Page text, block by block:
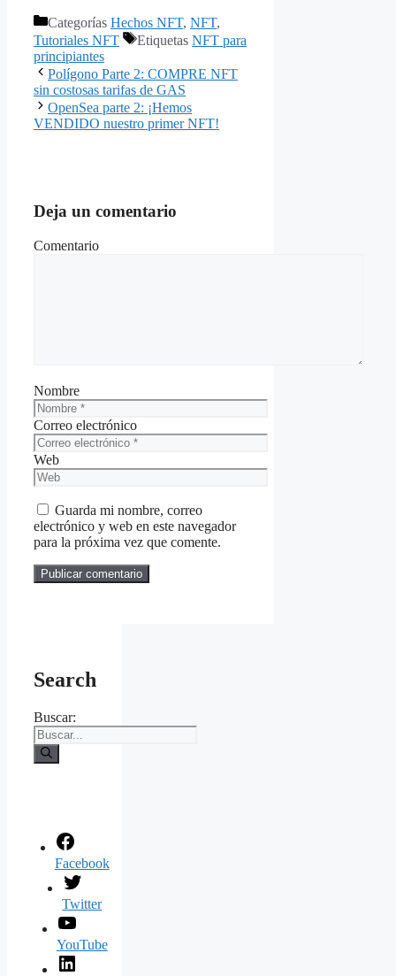
Categorías Hechos NFT, NFT,
Tutoriales NFT
Etiquetas NFT para
principiantes
Polígono Parte 2: COMPRE NFT
sin costosas tarifas de GAS
OpenSea parte 2: ¡Hemos
VENDIDO nuestro primer NFT!
Deja un comentario
Comentario
Nombre
Correo electrónico
Web
Guarda mi nombre, correo
electrónico y web en este navegador
para la próxima vez que comente.
Search
Buscar:
Facebook
Twitter
YouTube